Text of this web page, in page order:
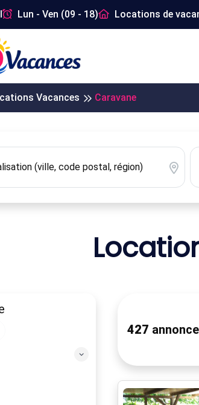
Lun - Ven (09 - 18) Locations de
Vacances Caravane
427